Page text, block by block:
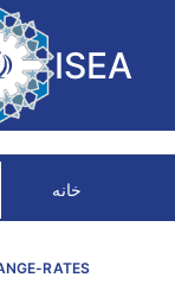
ISEA
خانه
RATES